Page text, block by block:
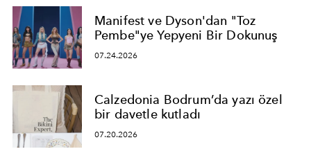
Manifest ve Dyson'dan "Toz
Pembe"ye Yepyeni Bir Dokunuş
07.24.2026
Calzedonia Bodrum’da yazı özel
bir davetle kutladı
07.20.2026